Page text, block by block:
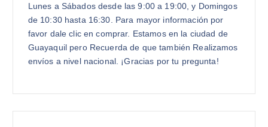
Lunes a Sábados desde las 9:00 a 19:00, y Domingos
de 10:30 hasta 16:30. Para mayor información por
favor dale clic en comprar. Estamos en la ciudad de
Guayaquil pero Recuerda de que también Realizamos
envíos a nivel nacional. ¡Gracias por tu pregunta!